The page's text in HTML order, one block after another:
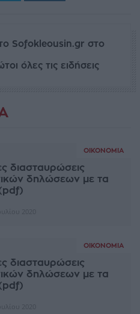
Sofokleousin.gr στο
όλες τις ειδήσεις
ΟΙΚΟΝΟΜΊΑ
διασταυρώσεις
δηλώσεων με τα
ΟΙΚΟΝΟΜΊΑ
διασταυρώσεις
δηλώσεων με τα